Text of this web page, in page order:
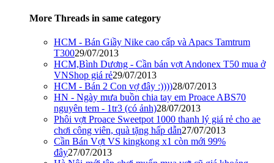
More Threads in same category
HCM - Bán Giầy Nike cao cấp và Apacs Tamtrum
T30029/07/2013
HCM,Bình Dương - Cần bán vợt Andonex T50 mua ở
VNShop giá rẻ29/07/2013
HCM - Bán 2 Con vợ đây :))))28/07/2013
HN - Ngày mưa buồn chia tay em Proace ABS70
nguyên tem - 1tr3 (có ảnh)28/07/2013
Phôi vợt Proace Sweetpot 1000 thanh lý giá rẻ cho ae
chơi công viên, quà tặng hấp dẫn27/07/2013
Cần Bán Vợt VS kingkong x1 còn mới 99%
đây27/07/2013